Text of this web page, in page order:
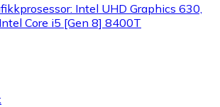
Intel UHD Graphics 630,
Core i5 [Gen 8] 8400T